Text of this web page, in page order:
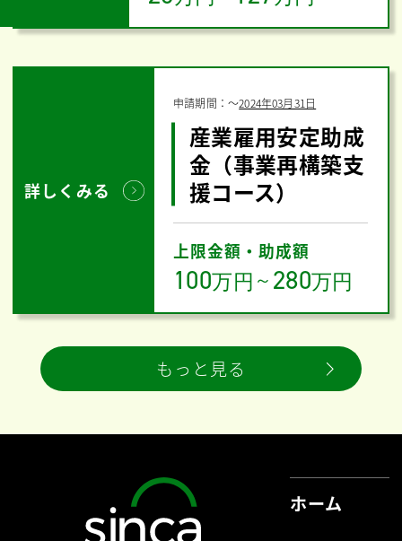
詳しくみる
申請期間：〜2024年03月31日
産業雇用安定助成
金（事業再構築支
援コース）
上限金額・助成額
100万円 ～ 280万円
もっと見る
ホーム